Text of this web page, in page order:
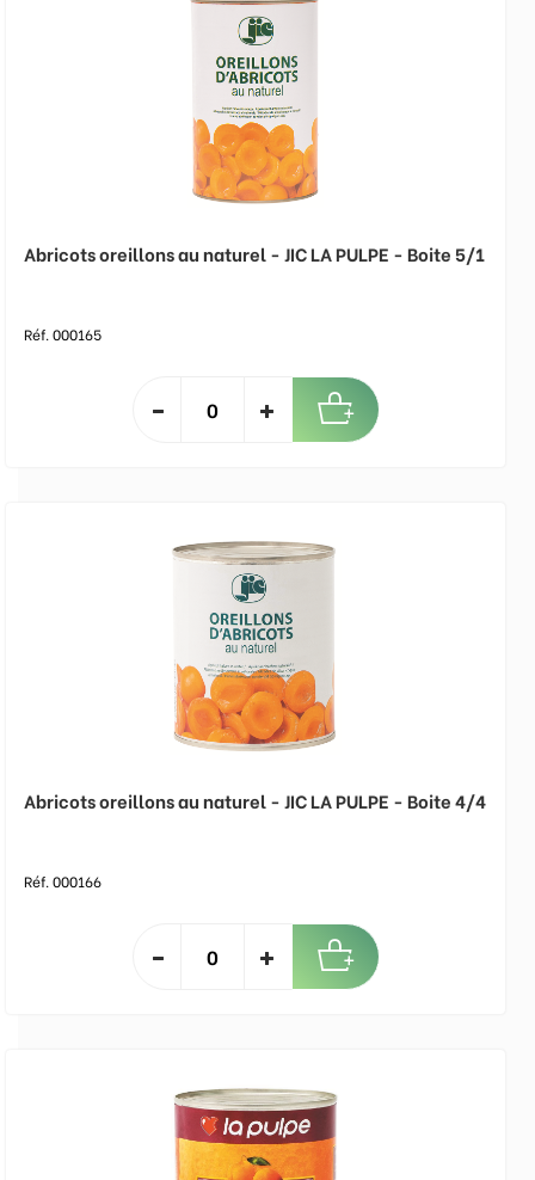
Abricots oreillons au naturel - JIC LA PULPE - Boite 5/1
Réf. 000165
Abricots oreillons au naturel - JIC LA PULPE - Boite 4/4
Réf. 000166